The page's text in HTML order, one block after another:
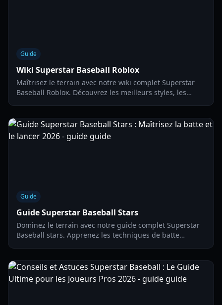
Guide
Wiki Superstar Baseball Roblox
Maîtrisez le terrain avec notre wiki complet Superstar
Baseball Roblox. Découvrez les meilleurs styles, les
Guide
Guide Superstar Baseball Stars
Dominez le terrain avec notre guide complet Superstar
Baseball stars. Apprenez les techniques de batte